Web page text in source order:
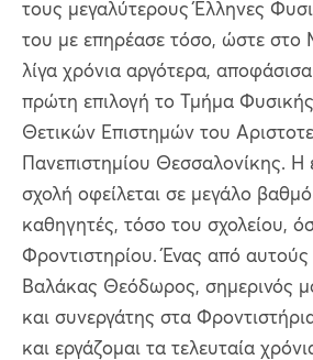
τους μεγαλύτερους Έλληνες
του με επηρέασε τόσο, ώστε στο
λίγα χρόνια αργότερα,
πρώτη επιλογή το Τμήμα
Θετικών Επιστημών του
Πανεπιστημίου Θεσσαλονίκης.
σχολή οφείλεται σε μεγάλο
καθηγητές, τόσο του σχολείου,
Φροντιστηρίου. Ένας από αυτούς
Βαλάκας Θεόδωρος, σημερινός
και συνεργάτης στα
και εργάζομαι τα τελευταία